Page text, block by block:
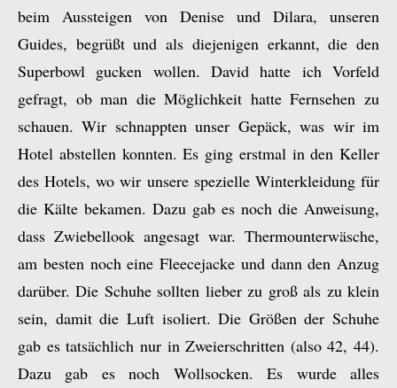
beim Aussteigen von Denise und Dilara, unseren
Guides, begrüßt und als diejenigen erkannt, die den
Superbowl gucken wollen. David hatte ich Vorfeld
gefragt, ob man die Möglichkeit hatte Fernsehen zu
schauen. Wir schnappten unser Gepäck, was wir im
Hotel abstellen konnten. Es ging erstmal in den Keller
des Hotels, wo wir unsere spezielle Winterkleidung für
die Kälte bekamen. Dazu gab es noch die Anweisung,
dass Zwiebellook angesagt war. Thermounterwäsche,
am besten noch eine Fleecejacke und dann den Anzug
darüber. Die Schuhe sollten lieber zu groß als zu klein
sein, damit die Luft isoliert. Die Größen der Schuhe
gab es tatsächlich nur in Zweierschritten (also 42, 44).
Dazu gab es noch Wollsocken. Es wurde alles